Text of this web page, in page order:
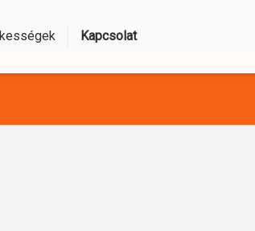
Kapcsolat